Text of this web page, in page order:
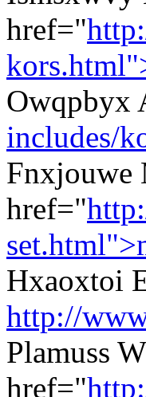
href="
Owqpbyx
includes/
Fnxjouwe
href="
Hxaoxtoi
http://
Plamuss
href="